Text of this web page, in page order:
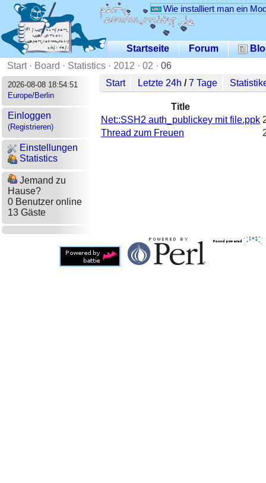
Wie installiert man ein
Startseite Forum
Start· Board · Statistics · 2012 · 02 · 06
2026-08-08 18:54:51
Europe/Berlin
Einloggen
(Registrieren)
Einstellungen
Statistics
Jemand zu
Hause?
0 Benutzer online
13 Gäste
Start Letzte 24h /7 Tage
Title
Net::SSH2 auth_publickey mit file.ppk
Thread zum Freuen